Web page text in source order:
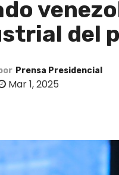
del
Prensa Presidencial
Mar 1, 2025